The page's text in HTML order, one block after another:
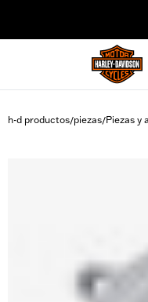
h-d productos/piezas/Piezas y